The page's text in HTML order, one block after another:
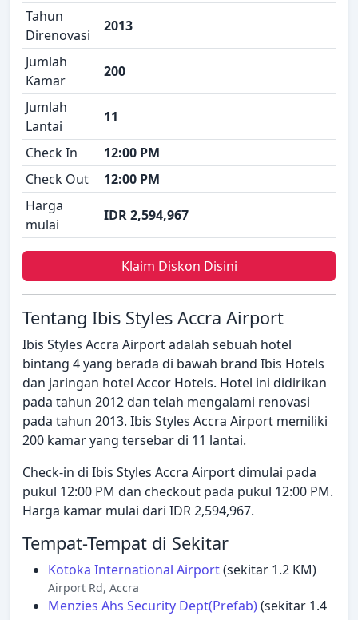
Tahun
Direnovasi
2013
Jumlah
Kamar
200
Jumlah
Lantai
11
Check In
12:00 PM
Check Out
12:00 PM
Harga
mulai
IDR 2,594,967
Klaim Diskon Disini
Tentang Ibis Styles Accra Airport
Ibis Styles Accra Airport adalah sebuah hotel
bintang 4 yang berada di bawah brand Ibis Hotels
dan jaringan hotel Accor Hotels. Hotel ini didirikan
pada tahun 2012 dan telah mengalami renovasi
pada tahun 2013. Ibis Styles Accra Airport memiliki
200 kamar yang tersebar di 11 lantai.
Check-in di Ibis Styles Accra Airport dimulai pada
pukul 12:00 PM dan checkout pada pukul 12:00 PM.
Harga kamar mulai dari IDR 2,594,967.
Tempat-Tempat di Sekitar
Kotoka International Airport(sekitar 1.2 KM)
Airport Rd, Accra
Menzies Ahs Security Dept(Prefab)(sekitar 1.4